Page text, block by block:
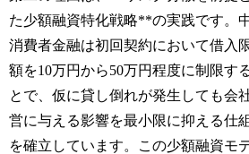
た少額融資特化戦略**の実践です。
消費者金融は初回契約において借入
額を10万円から50万円程度に制限す
とで、仮に貸し倒れが発生しても会
営に与える影響を最小限に抑える仕
を確立しています。この少額融資モ